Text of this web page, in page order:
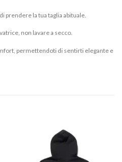
prendere la tua taglia abituale.
non lavare a secco.
permettendoti di sentirti elegante e